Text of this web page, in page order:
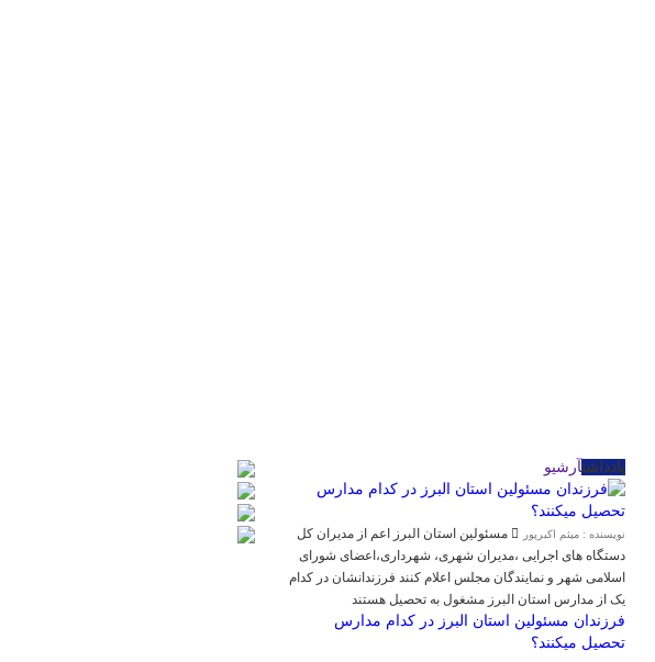
یادداشتآرشیو
نویسنده : میثم اکبرپور
مسئولین استان البرز اعم از مدیران کل
دستگاه های اجرایی ،مدیران شهری، شهرداری،اعضای شورای
اسلامی شهر و نمایندگان مجلس اعلام کنند فرزندانشان در کدام
یک از مدارس استان البرز مشغول به تحصیل هستند
فرزندان مسئولین استان البرز در کدام مدارس
تحصیل میکنند؟